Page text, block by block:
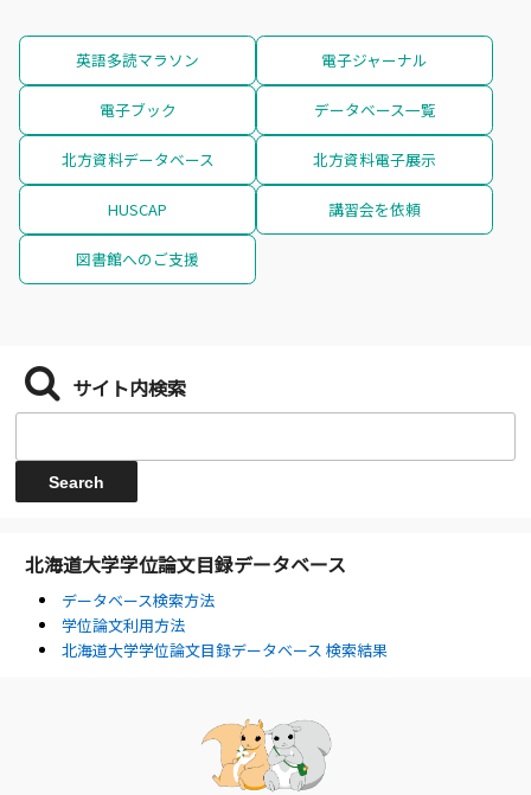
英語多読マラソン 電子ジャーナル
電子ブック データベース一覧
北方資料データベース 北方資料電子展示
HUSCAP 講習会を依頼
図書館へのご支援
サイト内検索
北海道大学学位論文目録データベース
データベース検索方法
学位論文利用方法
北海道大学学位論文目録データベース 検索結果